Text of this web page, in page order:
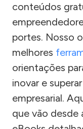
conteúdos
portes. Nosso
melhores
orientações
inovar e
empresarial.
que vão